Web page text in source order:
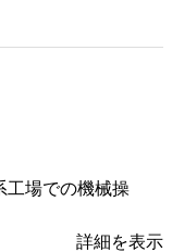
場での機械操
詳細を表示